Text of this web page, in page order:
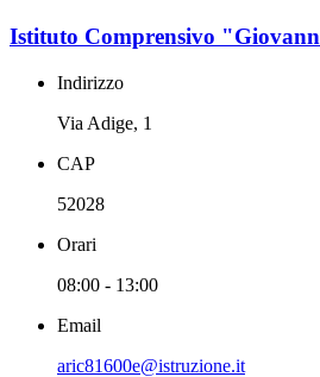
Istituto Comprensivo
Indirizzo
Via Adige, 1
CAP
52028
Orari
08:00 - 13:00
Email
aric81600e@istruzione.it